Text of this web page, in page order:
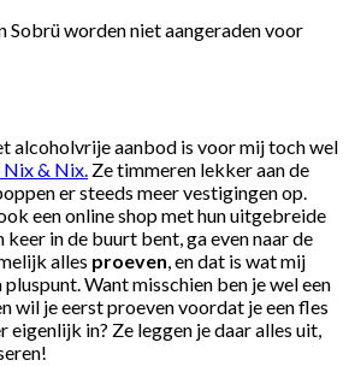
Sobrü worden niet aangeraden voor
alcoholvrije aanbod is voor mij toch wel
& Nix. Ze timmeren lekker aan de
er steeds meer vestigingen op.
een online shop met hun uitgebreide
keer in de buurt bent, ga even naar de
alles proeven, en dat is wat mij
Want misschien ben je wel een
wil je eerst proeven voordat je een fles
in? Ze leggen je daar alles uit,